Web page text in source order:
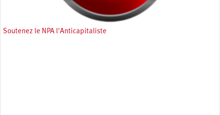
Soutenez le NPA l'Anticapitaliste